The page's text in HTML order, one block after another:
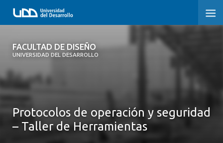
FACULTAD DE DISEÑO
UNIVERSIDAD DEL DESARROLLO
FACULTAD DE DISEÑO
INICIO
CARRERAS
Protocolos de operación y seguridad
– Taller de Herramientas